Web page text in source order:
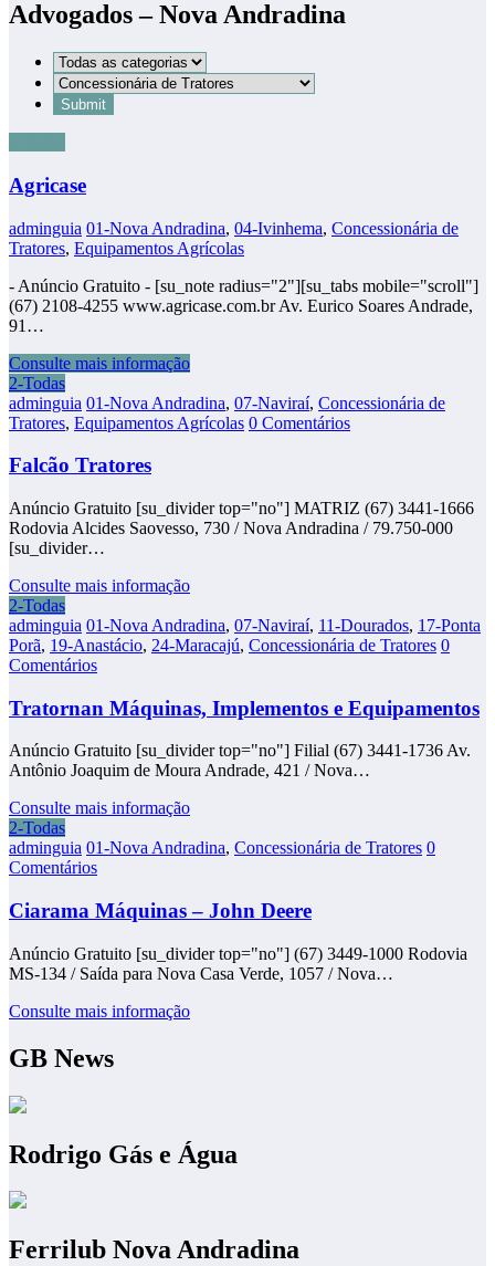
Advogados – Nova Andradina
Agricase
adminguia 01-Nova Andradina, 04-Ivinhema, Concessionária de
Tratores, Equipamentos Agrícolas
- Anúncio Gratuito - [su_note radius="2"][su_tabs mobile="scroll"]
(67) 2108-4255 www.agricase.com.br Av. Eurico Soares Andrade,
91…
Consulte mais informação
2-Todas
adminguia 01-Nova Andradina, 07-Naviraí, Concessionária de
Tratores, Equipamentos Agrícolas 0 Comentários
Falcão Tratores
Anúncio Gratuito [su_divider top="no"] MATRIZ (67) 3441-1666
Rodovia Alcides Saovesso, 730 / Nova Andradina / 79.750-000
[su_divider…
Consulte mais informação
2-Todas
adminguia 01-Nova Andradina, 07-Naviraí, 11-Dourados, 17-Ponta
Porã, 19-Anastácio, 24-Maracajú, Concessionária de Tratores 0
Comentários
Tratornan Máquinas, Implementos e Equipamentos
Anúncio Gratuito [su_divider top="no"] Filial (67) 3441-1736 Av.
Antônio Joaquim de Moura Andrade, 421 / Nova…
Consulte mais informação
2-Todas
adminguia 01-Nova Andradina, Concessionária de Tratores 0
Comentários
Ciarama Máquinas – John Deere
Anúncio Gratuito [su_divider top="no"] (67) 3449-1000 Rodovia
MS-134 / Saída para Nova Casa Verde, 1057 / Nova…
Consulte mais informação
GB News
Rodrigo Gás e Água
Ferrilub Nova Andradina